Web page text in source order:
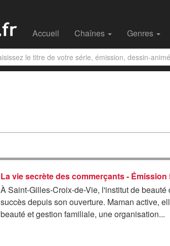
Accueil Chaînes Genres
La vie secrète des commerçants - Émission
À Saint-Gilles-Croix-de-Vie, l'institut de
succès depuis son ouverture. Maman active,
beauté et gestion familiale, une organisation...